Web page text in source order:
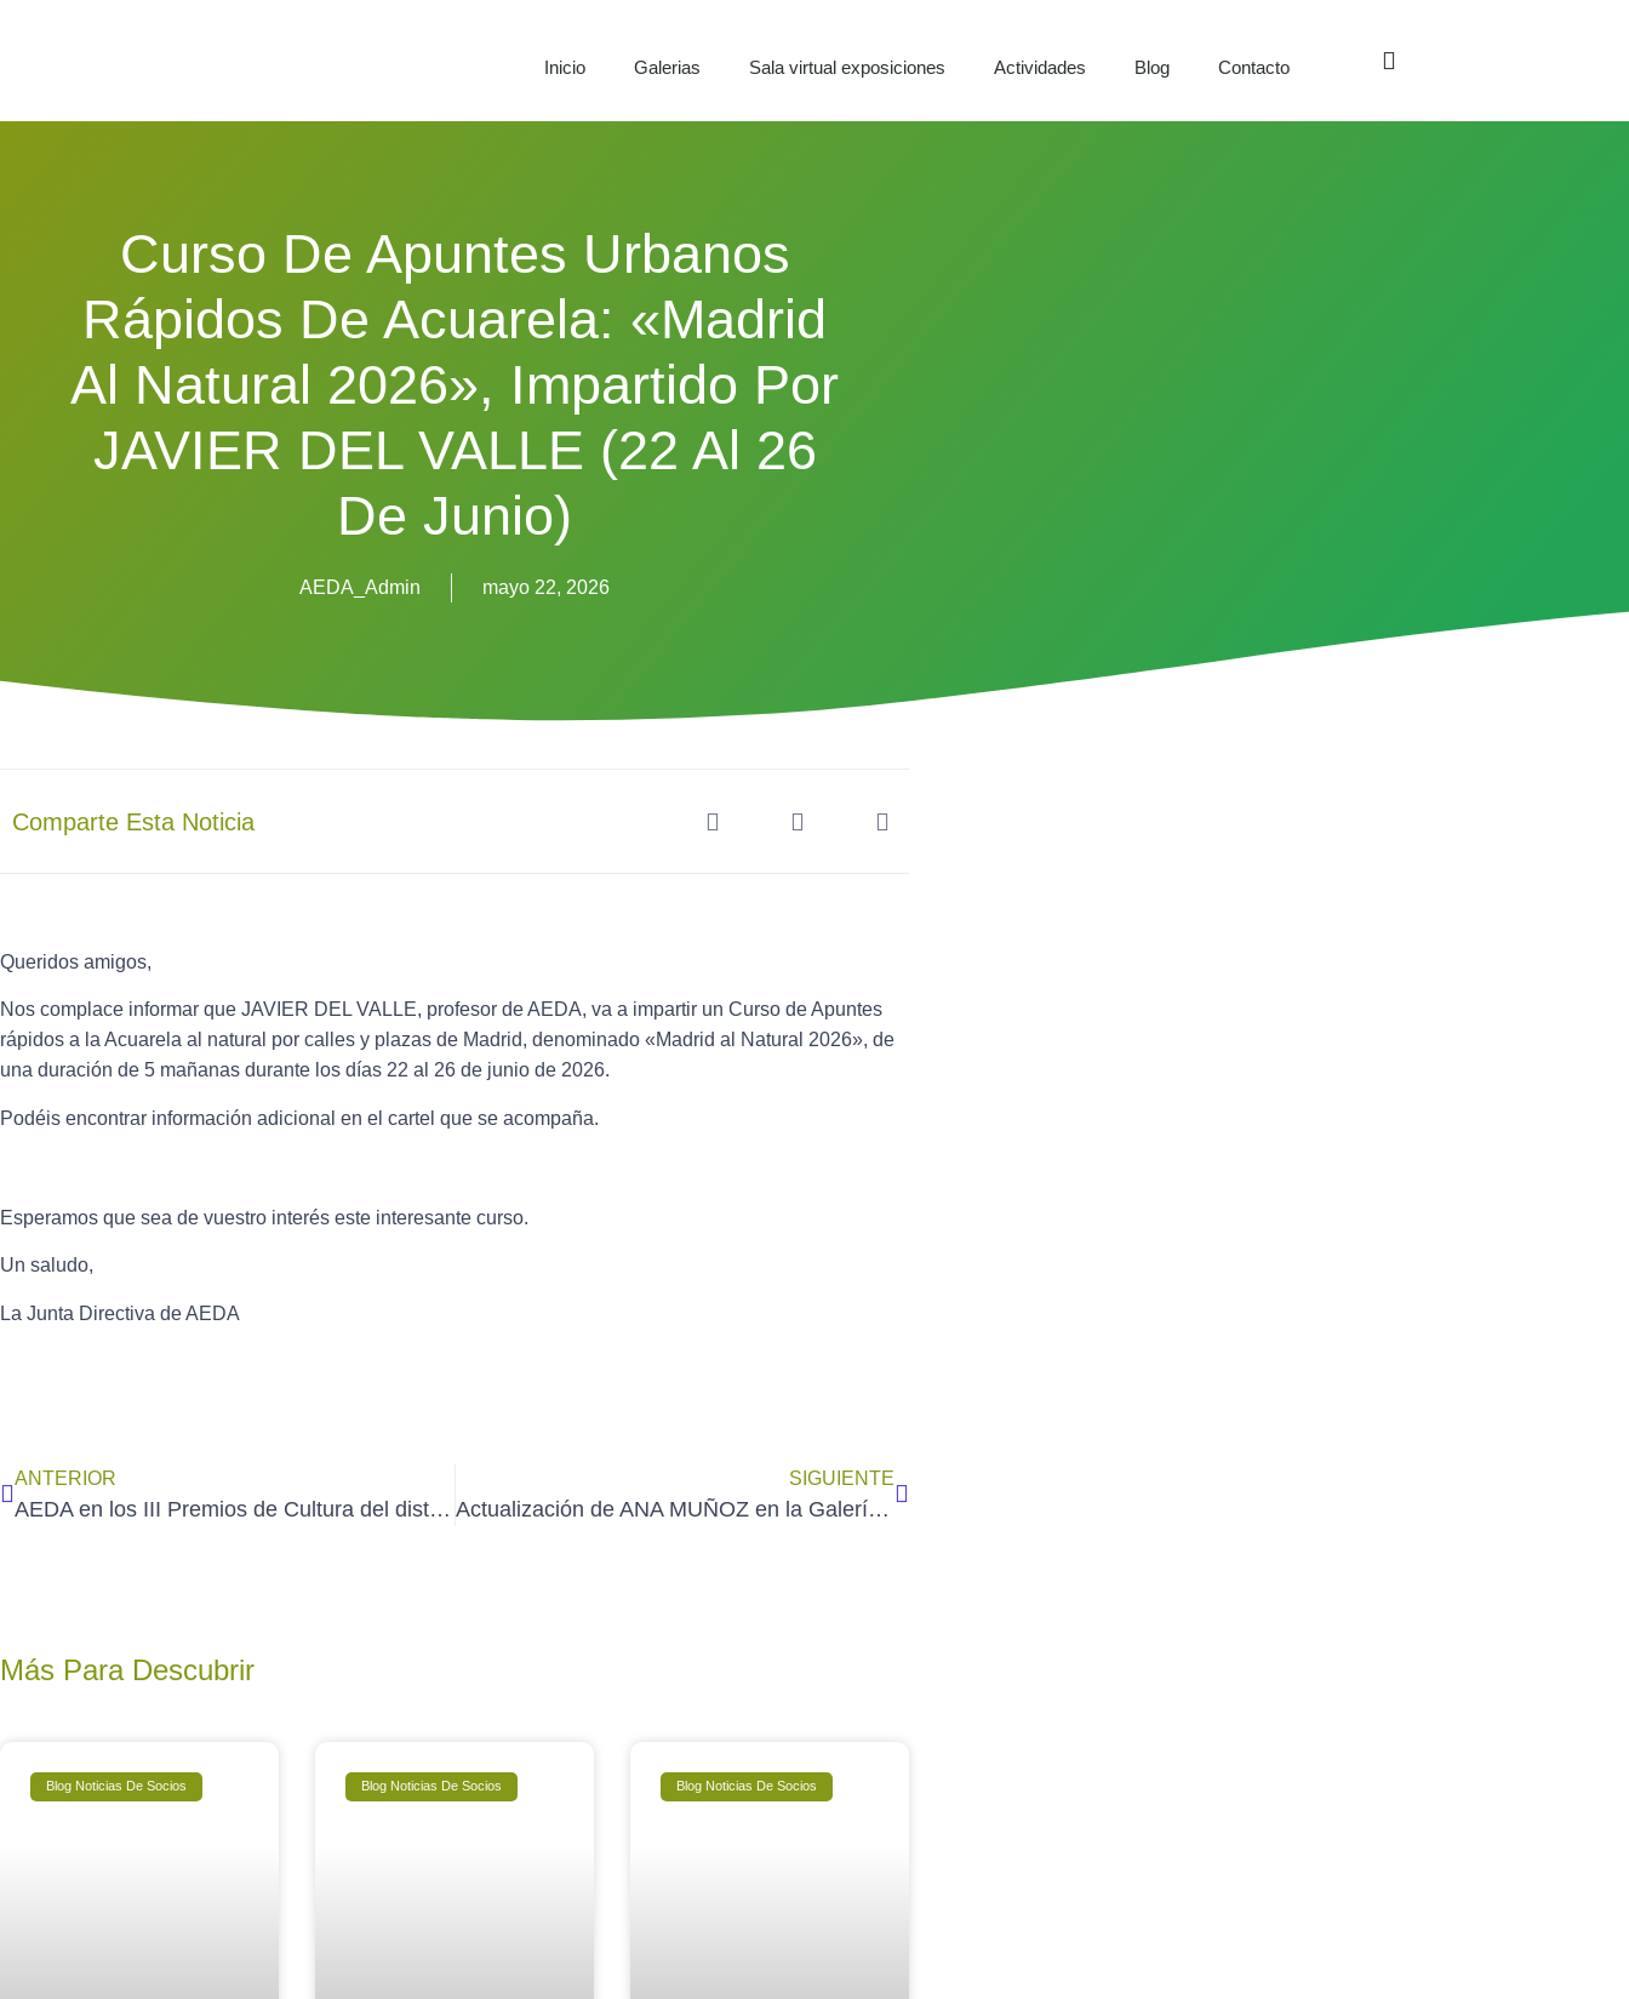
Inicio Galerias Sala virtual exposiciones Actividades Blog Contacto
Curso De Apuntes Urbanos
Rápidos De Acuarela: «Madrid
Al Natural 2026», Impartido Por
JAVIER DEL VALLE (22 Al 26
De Junio)
AEDA_Admin mayo 22, 2026
Comparte Esta Noticia
Queridos amigos,
Nos complace informar que JAVIER DEL VALLE, profesor de AEDA, va a impartir un Curso de Apuntes
rápidos a la Acuarela al natural por calles y plazas de Madrid, denominado «Madrid al Natural 2026», de
una duración de 5 mañanas durante los días 22 al 26 de junio de 2026.
Podéis encontrar información adicional en el cartel que se acompaña.
Esperamos que sea de vuestro interés este interesante curso.
Un saludo,
La Junta Directiva de AEDA
ANTERIOR
AEDA en los III Premios de Cultura del distrito de Hortaleza – 2026
SIGUIENTE
Actualización de ANA MUÑOZ en la Galería de Socios de AEDA
Más Para Descubrir
Blog Noticias De Socios Blog Noticias De Socios Blog Noticias De Socios